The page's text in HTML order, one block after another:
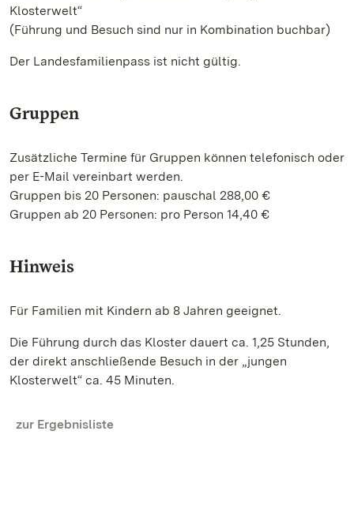
Klosterwelt“
(Führung und Besuch sind nur in Kombination buchbar)
Der Landesfamilienpass ist nicht gültig.
Gruppen
Zusätzliche Termine für Gruppen können telefonisch oder
per E-Mail vereinbart werden.
Gruppen bis 20 Personen: pauschal 288,00 €
Gruppen ab 20 Personen: pro Person 14,40 €
Hinweis
Für Familien mit Kindern ab 8 Jahren geeignet.
Die Führung durch das Kloster dauert ca. 1,25 Stunden,
der direkt anschließende Besuch in der „jungen
Klosterwelt“ ca. 45 Minuten.
zur Ergebnisliste